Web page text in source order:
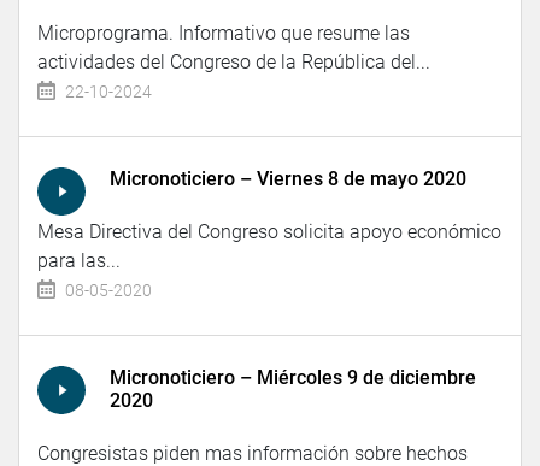
Microprograma. Informativo que resume las
actividades del Congreso de la República del...
22-10-2024
Micronoticiero – Viernes 8 de mayo 2020
Mesa Directiva del Congreso solicita apoyo económico
para las...
08-05-2020
Micronoticiero – Miércoles 9 de diciembre
2020
Congresistas piden mas información sobre hechos